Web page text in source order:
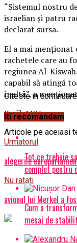
“Sistemul nostru
israelian și patru
declarat sursa.
El a mai
rachetele care au
regiunea Al-
capabil să atingă
înaltă”, a
BrailaMEA.ro
Articole pe aceiasi
Urmatorul
alegerile
Nu ratati
avionul lui Merkel a
Citeste in continuare
Iti recomandam
Tot ce trebuie
complet pentru
Cum a
mesaj de